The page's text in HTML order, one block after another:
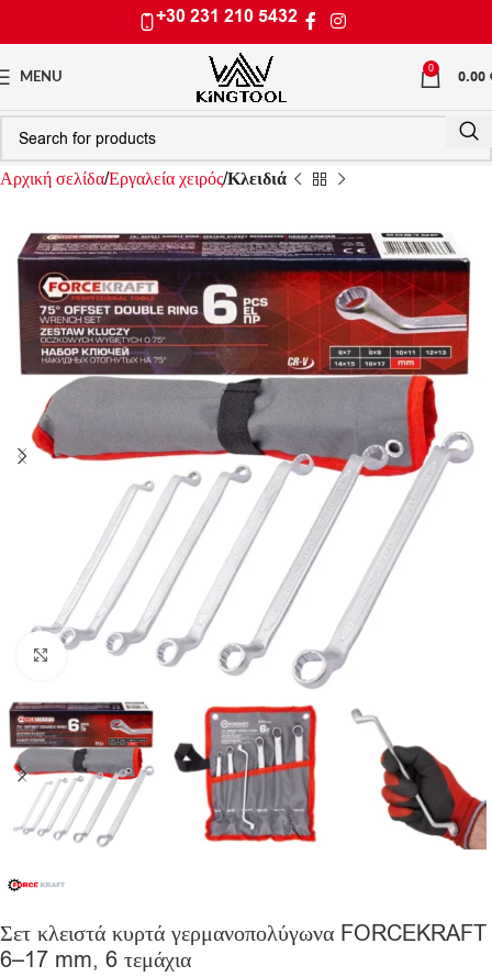
+30 231 210 5432
MENU
0 0.00
Αρχική σελίδαΕργαλεία χειρόςΚλειδιά
Click to enlarge
Σετ κλειστά κυρτά γερμανοπολύγωνα FORCEKRAFT
6–17 mm, 6 τεμάχια